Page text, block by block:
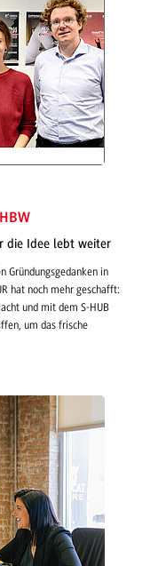
die Idee lebt weiter
Gründungsgedanken in
hat noch mehr geschafft:
und mit dem S-HUB
um das frische